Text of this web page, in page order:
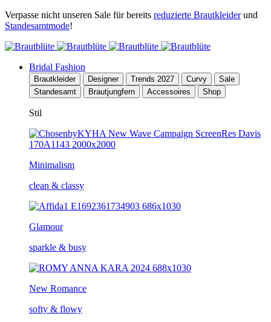
Verpasse nicht unseren Sale für bereits reduzierte Brautkleiderund
Standesamtmode!
Bridal Fashion
Brautkleider Designer Trends 2027 Curvy
Sale
Standesamt
Brautjungfern Accessoires Shop
Stil
Minimalism
clean & classy
Glamour
sparkle & busy
New Romance
softy & flowy